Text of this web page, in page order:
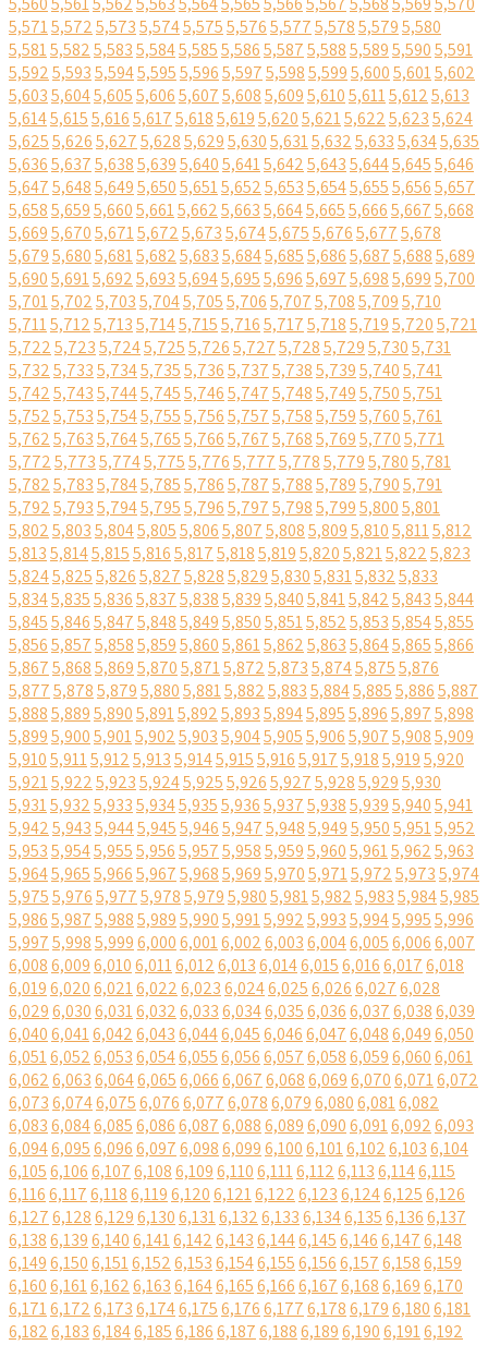
5,5715,5725,5735,5745,5755,5765,5775,5785,5795,580
5,5815,5825,5835,5845,5855,5865,5875,5885,5895,5905,591
5,5925,5935,5945,5955,5965,5975,5985,5995,6005,6015,602
5,6035,6045,6055,6065,6075,6085,6095,6105,6115,6125,613
5,6145,6155,6165,6175,6185,6195,6205,6215,6225,6235,624
5,6255,6265,6275,6285,6295,6305,6315,6325,6335,6345,635
5,6365,6375,6385,6395,6405,6415,6425,6435,6445,6455,646
5,6475,6485,6495,6505,6515,6525,6535,6545,6555,6565,657
5,6585,6595,6605,6615,6625,6635,6645,6655,6665,6675,668
5,6695,6705,6715,6725,6735,6745,6755,6765,6775,678
5,6795,6805,6815,6825,6835,6845,6855,6865,6875,6885,689
5,6905,6915,6925,6935,6945,6955,6965,6975,6985,6995,700
5,7015,7025,7035,7045,7055,7065,7075,7085,7095,710
5,7115,7125,7135,7145,7155,7165,7175,7185,7195,7205,721
5,7225,7235,7245,7255,7265,7275,7285,7295,7305,731
5,7325,7335,7345,7355,7365,7375,7385,7395,7405,741
5,7425,7435,7445,7455,7465,7475,7485,7495,7505,751
5,7525,7535,7545,7555,7565,7575,7585,7595,7605,761
5,7625,7635,7645,7655,7665,7675,7685,7695,7705,771
5,7725,7735,7745,7755,7765,7775,7785,7795,7805,781
5,7825,7835,7845,7855,7865,7875,7885,7895,7905,791
5,7925,7935,7945,7955,7965,7975,7985,7995,8005,801
5,8025,8035,8045,8055,8065,8075,8085,8095,8105,8115,812
5,8135,8145,8155,8165,8175,8185,8195,8205,8215,8225,823
5,8245,8255,8265,8275,8285,8295,8305,8315,8325,833
5,8345,8355,8365,8375,8385,8395,8405,8415,8425,8435,844
5,8455,8465,8475,8485,8495,8505,8515,8525,8535,8545,855
5,8565,8575,8585,8595,8605,8615,8625,8635,8645,8655,866
5,8675,8685,8695,8705,8715,8725,8735,8745,8755,876
5,8775,8785,8795,8805,8815,8825,8835,8845,8855,8865,887
5,8885,8895,8905,8915,8925,8935,8945,8955,8965,8975,898
5,8995,9005,9015,9025,9035,9045,9055,9065,9075,9085,909
5,9105,9115,9125,9135,9145,9155,9165,9175,9185,9195,920
5,9215,9225,9235,9245,9255,9265,9275,9285,9295,930
5,9315,9325,9335,9345,9355,9365,9375,9385,9395,9405,941
5,9425,9435,9445,9455,9465,9475,9485,9495,9505,9515,952
5,9535,9545,9555,9565,9575,9585,9595,9605,9615,9625,963
5,9645,9655,9665,9675,9685,9695,9705,9715,9725,9735,974
5,9755,9765,9775,9785,9795,9805,9815,9825,9835,9845,985
5,9865,9875,9885,9895,9905,9915,9925,9935,9945,9955,996
5,9975,9985,9996,0006,0016,0026,0036,0046,0056,0066,007
6,0086,0096,0106,0116,0126,0136,0146,0156,0166,0176,018
6,0196,0206,0216,0226,0236,0246,0256,0266,0276,028
6,0296,0306,0316,0326,0336,0346,0356,0366,0376,0386,039
6,0406,0416,0426,0436,0446,0456,0466,0476,0486,0496,050
6,0516,0526,0536,0546,0556,0566,0576,0586,0596,0606,061
6,0626,0636,0646,0656,0666,0676,0686,0696,0706,0716,072
6,0736,0746,0756,0766,0776,0786,0796,0806,0816,082
6,0836,0846,0856,0866,0876,0886,0896,0906,0916,0926,093
6,0946,0956,0966,0976,0986,0996,1006,1016,1026,1036,104
6,1056,1066,1076,1086,1096,1106,1116,1126,1136,1146,115
6,1166,1176,1186,1196,1206,1216,1226,1236,1246,1256,126
6,1276,1286,1296,1306,1316,1326,1336,1346,1356,1366,137
6,1386,1396,1406,1416,1426,1436,1446,1456,1466,1476,148
6,1496,1506,1516,1526,1536,1546,1556,1566,1576,1586,159
6,1606,1616,1626,1636,1646,1656,1666,1676,1686,1696,170
6,1716,1726,1736,1746,1756,1766,1776,1786,1796,1806,181
6,1826,1836,1846,1856,1866,1876,1886,1896,1906,1916,192